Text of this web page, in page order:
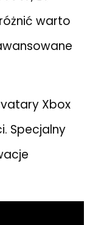
warto
Xbox
Specjalny